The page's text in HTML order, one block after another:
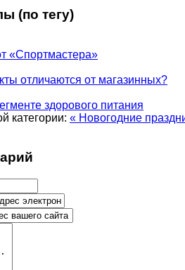
(по тегу)
«Спортмастера»
отличаются от магазинных?
здорового питания
категории: « Новогодние